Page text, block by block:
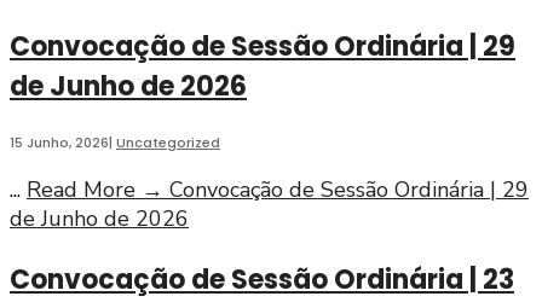
Convocação de Sessão Ordinária | 29
de Junho de 2026
15 Junho, 2026| Uncategorized
... Read More → Convocação de Sessão Ordinária | 29
de Junho de 2026
Convocação de Sessão Ordinária | 23